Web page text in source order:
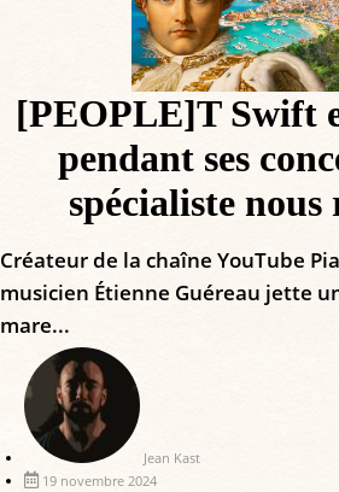
[PEOPLE]T Swift
pendant ses
spécialiste nous
Créateur de la chaîne YouTube
musicien Étienne Guéreau jette
mare...
Jean Kast
19 novembre 2024